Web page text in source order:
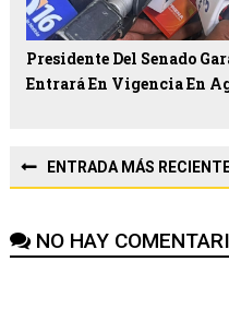
Presidente Del Senado
Entrará En Vigencia En
ENTRADA MÁS
NO HAY